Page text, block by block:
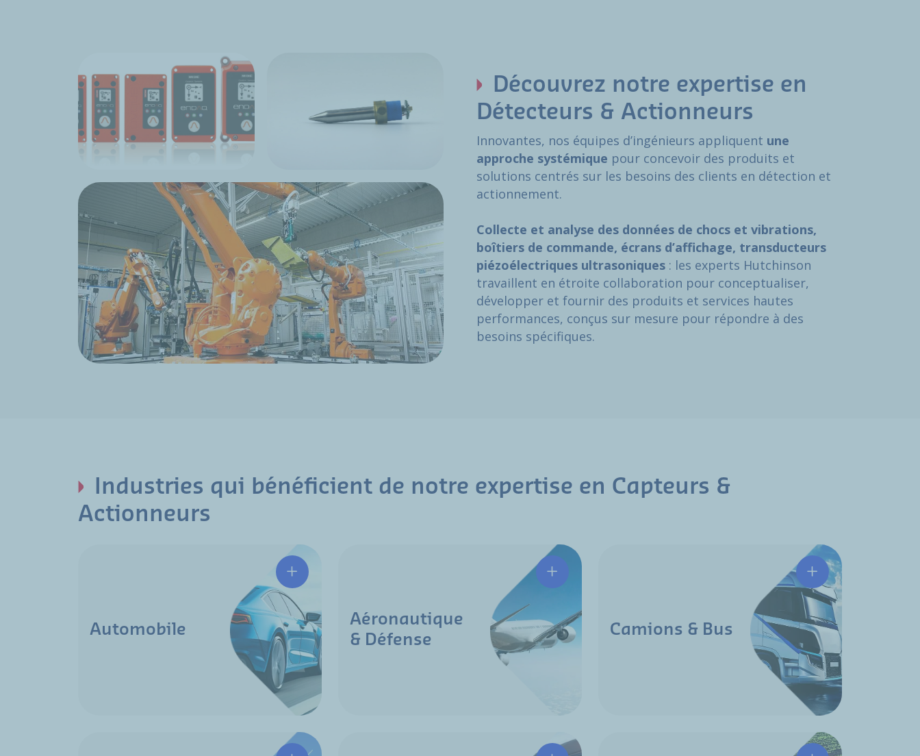
Découvrez notre expertise en
Détecteurs & Actionneurs
Innovantes, nos équipes d’ingénieurs appliquent une
approche systémique pour concevoir des produits et
solutions centrés sur les besoins des clients en détection et
actionnement.
Collecte et analyse des données de chocs et vibrations,
boîtiers de commande, écrans d’affichage, transducteurs
piézoélectriques ultrasoniques : les experts Hutchinson
travaillent en étroite collaboration pour conceptualiser,
développer et fournir des produits et services hautes
performances, conçus sur mesure pour répondre à des
besoins spécifiques.
Industries qui bénéficient de notre expertise en Capteurs &
Actionneurs
Automobile
Aéronautique
& Défense
Camions & Bus